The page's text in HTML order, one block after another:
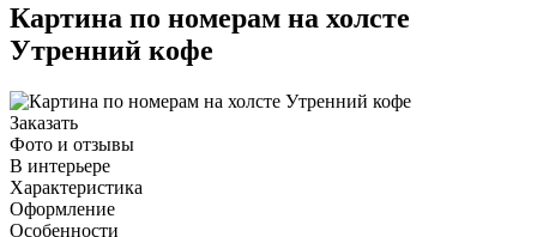
Картина по номерам на холсте
Утренний кофе
Заказать
Фото и отзывы
В интерьере
Характеристика
Оформление
Особенности